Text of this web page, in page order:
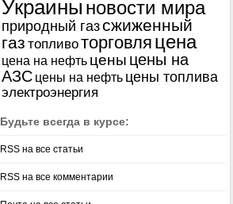
Украины новости мира
природный газсжиженный
газ топливоторговля цена
цена на нефть цены цены на
АЗС цены на нефть цены топлива
электроэнергия
Будьте всегда в курсе:
RSS на все статьи
RSS на все комментарии